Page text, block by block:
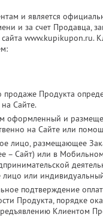
и является
и за счет Продавца,
www.kupikupon.ru.
Продукта
Сайте.
оформленный и
на Сайте или
лицо, размещающее
– Сайт) или в
или
подтверждение
Продукта, порядке
Клиентом